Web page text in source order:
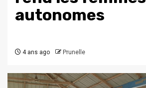
autonomes
4 ans ago Prunelle